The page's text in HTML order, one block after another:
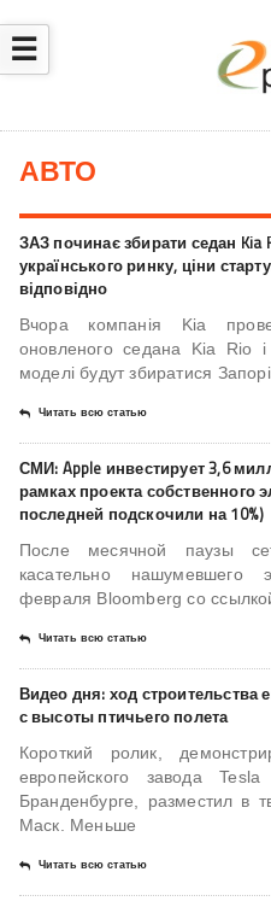
☰
АВТО
ЗАЗ починає збирати седан Kia
українського ринку, ціни
відповідно
Вчора компанія Kia
оновленого седана Kia Rio
моделі будут збиратися
Читать всю статью
СМИ: Apple инвестирует 3,6
рамках проекта собственного
последней подскочили на 10%)
После месячной паузы
касательно
февраля Bloomberg со
Читать всю статью
Видео дня: ход строительства
с высоты птичьего полета
Короткий ролик,
европейского завода
Бранденбурге, разместил в
Маск. Меньше
Читать всю статью